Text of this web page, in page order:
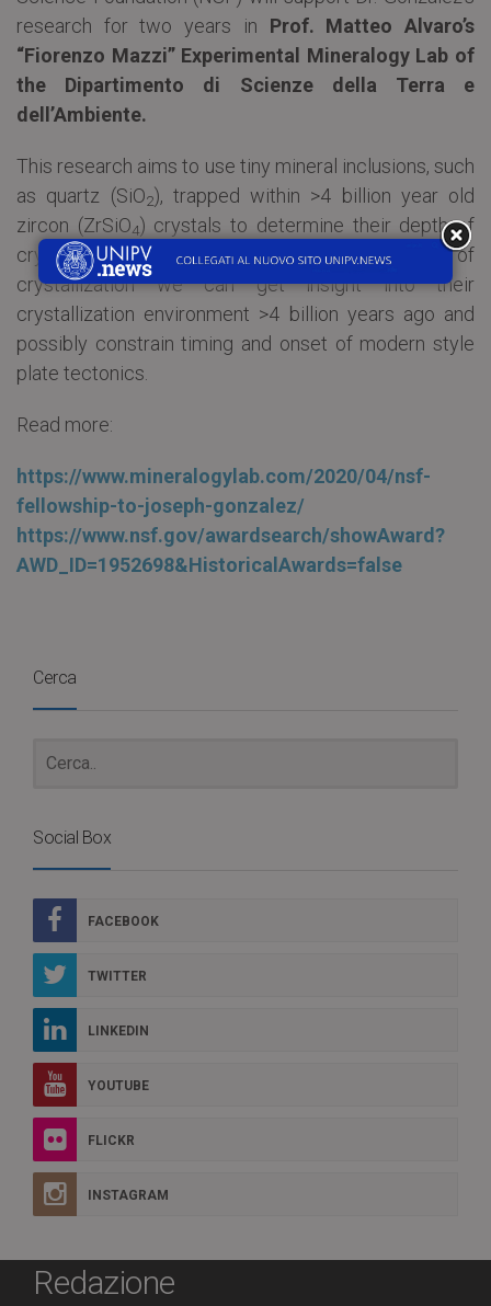
research for two years in Prof. Matteo Alvaro’s
“Fiorenzo Mazzi” Experimental Mineralogy Lab of
the Dipartimento di Scienze della Terra e
dell’Ambiente.
This research aims to use tiny mineral inclusions, such
as quartz (SiO2), trapped within >4 billion year old
zircon (ZrSiO4) crystals to determine their depth of
crystallization. By determining their depth of
crystallization we can get insight into their
crystallization environment >4 billion years ago and
possibly constrain timing and onset of modern style
plate tectonics.
Read more:
https://www.mineralogylab.com/2020/04/nsf-
fellowship-to-joseph-gonzalez/
https://www.nsf.gov/awardsearch/showAward?
AWD_ID=1952698&HistoricalAwards=false
Cerca
Social Box
FACEBOOK
TWITTER
LINKEDIN
YOUTUBE
FLICKR
INSTAGRAM
Redazione